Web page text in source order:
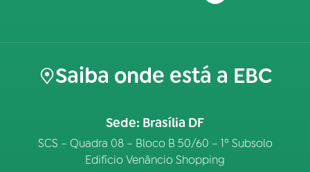
Saiba onde está a EBC
Sede: Brasília DF
SCS – Quadra 08 – Bloco B 50/60 – 1º Subsolo
Edifício Venâncio Shopping